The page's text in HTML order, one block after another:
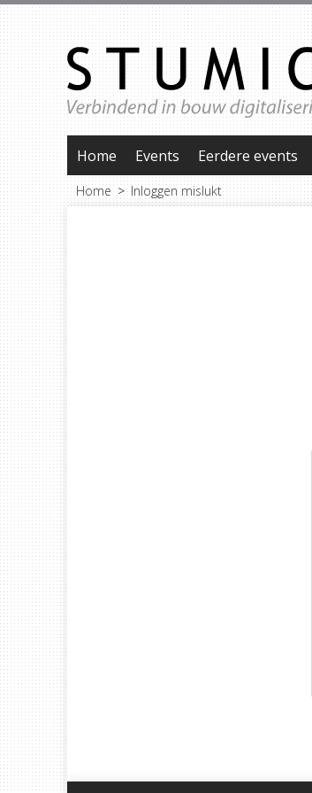
Home Events Eerdere events
Home Inloggen mislukt